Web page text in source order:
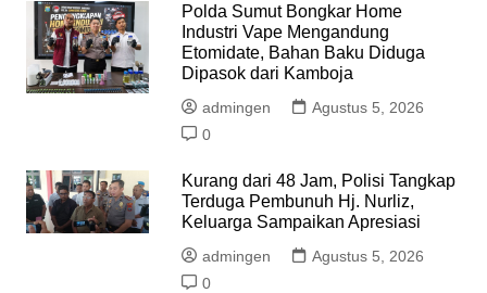
Polda Sumut Bongkar Home
Industri Vape Mengandung
Etomidate, Bahan Baku Diduga
Dipasok dari Kamboja
admingen
Agustus 5, 2026
0
Kurang dari 48 Jam, Polisi Tangkap
Terduga Pembunuh Hj. Nurliz,
Keluarga Sampaikan Apresiasi
admingen
Agustus 5, 2026
0